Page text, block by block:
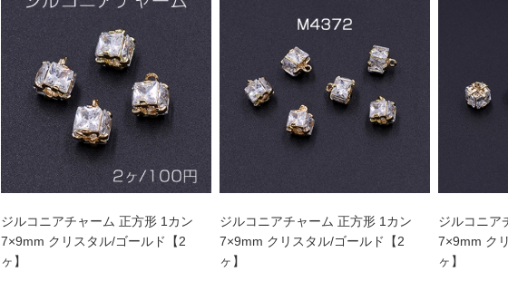
ジルコニアチャーム 正方形 1カン
7×9mm クリスタル/ゴールド【2
ヶ】
ジルコニアチャーム 正方形 1カン
7×9mm クリスタル/ゴールド【2
ヶ】
ジルコニア
7×9mm ク
ヶ】